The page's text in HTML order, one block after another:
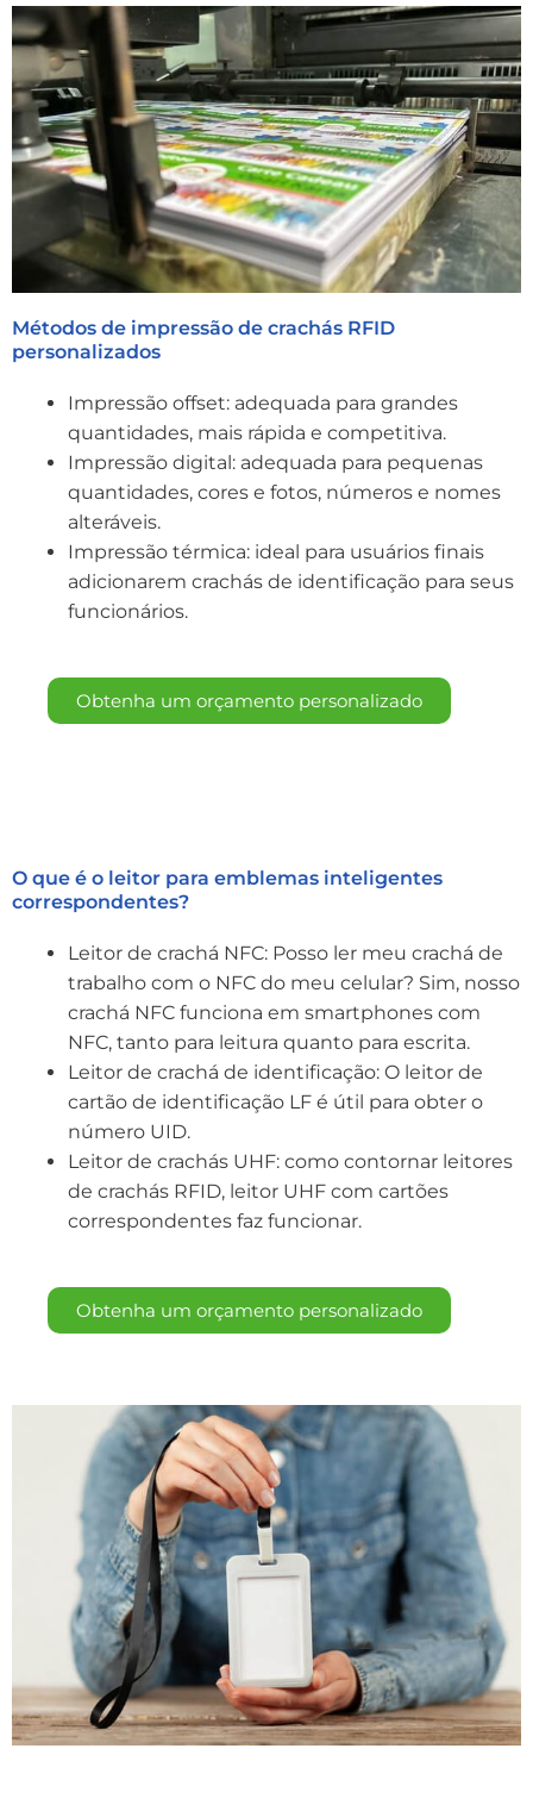
Métodos de impressão de crachás RFID
personalizados
Impressão offset: adequada para grandes
quantidades, mais rápida e competitiva.
Impressão digital: adequada para pequenas
quantidades, cores e fotos, números e nomes
alteráveis.
Impressão térmica: ideal para usuários finais
adicionarem crachás de identificação para seus
funcionários.
Obtenha um orçamento personalizado
O que é o leitor para emblemas inteligentes
correspondentes?
Leitor de crachá NFC: Posso ler meu crachá de
trabalho com o NFC do meu celular? Sim, nosso
crachá NFC funciona em smartphones com
NFC, tanto para leitura quanto para escrita.
Leitor de crachá de identificação: O leitor de
cartão de identificação LF é útil para obter o
número UID.
Leitor de crachás UHF: como contornar leitores
de crachás RFID, leitor UHF com cartões
correspondentes faz funcionar.
Obtenha um orçamento personalizado